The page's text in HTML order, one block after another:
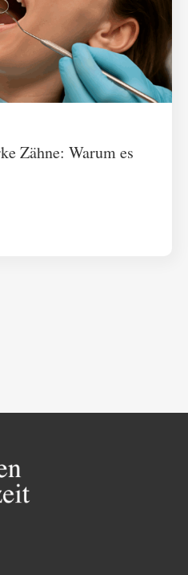
Tipps
Lebenshilfe
Zähne: Warum es